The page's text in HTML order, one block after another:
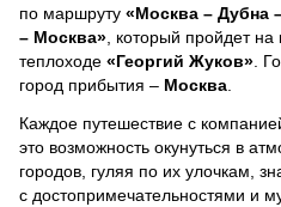
по маршруту «Москва – Дубна
– Москва» , который пройдет
теплоходе «Георгий Жуков» .
город прибытия – Москва
Каждое путешествие с
это возможность окунуться в
городов, гуляя по их улочкам,
с достопримечательностями и